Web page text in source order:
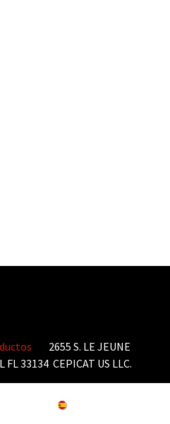
2655 S. LE JEUNE
33134 CEPICAT US LLC.